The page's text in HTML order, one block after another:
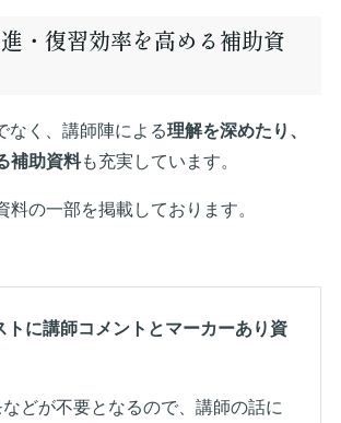
・復習効率を高める補助資
なく、講師陣による理解を深めたり、
補助資料も充実しています。
料の一部を掲載しております。
トに講師コメントとマーカーあり資
どが不要となるので、講師の話に